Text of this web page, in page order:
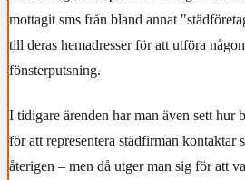
mottagit sms från bland annat
till deras hemadresser för att utföra
fönsterputsning.
I tidigare ärenden har man även sett hur
för att representera städfirman kontaktar
återigen – men då utger man sig för att